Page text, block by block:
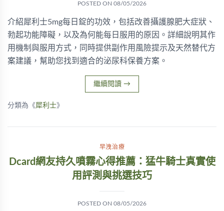
POSTED ON 08/05/2026
介紹犀利士5mg每日錠的功效，包括改善攝護腺肥大症狀、
勃起功能障礙，以及為何能每日服用的原因。詳細說明其作
用機制與服用方式，同時提供副作用風險提示及天然替代方
案建議，幫助您找到適合的泌尿科保養方案。
繼續閱讀 →
分類為《犀利士》
早洩治療
Dcard網友持久噴霧心得推薦：猛牛騎士真實使
用評測與挑選技巧
POSTED ON 08/05/2026